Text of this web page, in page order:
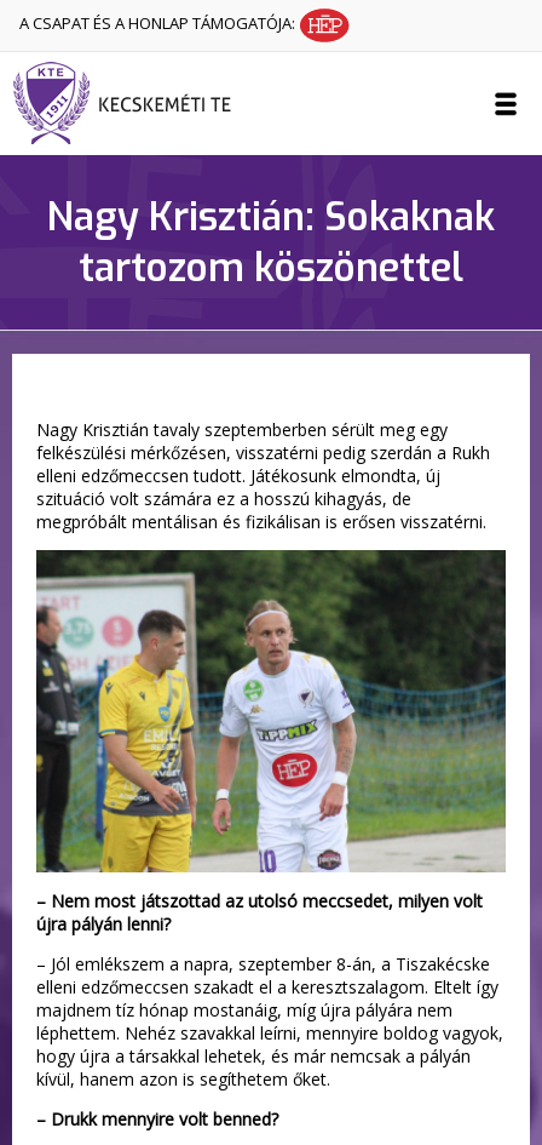
A CSAPAT ÉS A HONLAP TÁMOGATÓJA:
Nagy Krisztián: Sokaknak
tartozom köszönettel
Nagy Krisztián tavaly szeptemberben sérült meg egy
felkészülési mérkőzésen, visszatérni pedig szerdán a Rukh
elleni edzőmeccsen tudott. Játékosunk elmondta, új
szituáció volt számára ez a hosszú kihagyás, de
megpróbált mentálisan és fizikálisan is erősen visszatérni.
– Nem most játszottad az utolsó meccsedet, milyen volt
újra pályán lenni?
– Jól emlékszem a napra, szeptember 8-án, a Tiszakécske
elleni edzőmeccsen szakadt el a keresztszalagom. Eltelt így
majdnem tíz hónap mostanáig, míg újra pályára nem
léphettem. Nehéz szavakkal leírni, mennyire boldog vagyok,
hogy újra a társakkal lehetek, és már nemcsak a pályán
kívül, hanem azon is segíthetem őket.
– Drukk mennyire volt benned?